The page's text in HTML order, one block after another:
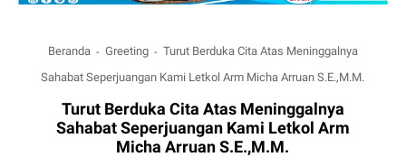
Beranda Greeting
Turut Berduka Cita Atas Meninggalnya
Sahabat Seperjuangan Kami Letkol Arm Micha Arruan S.E.,M.M.
Turut Berduka Cita Atas Meninggalnya
Sahabat Seperjuangan Kami Letkol Arm
Micha Arruan S.E.,M.M.